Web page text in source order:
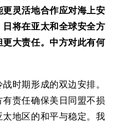
灵活地合作应对海上安
将在亚太和全球安全方
大责任。中方对此有何
期形成的双边安排。
责任确保美日同盟不损
地区的和平与稳定。我